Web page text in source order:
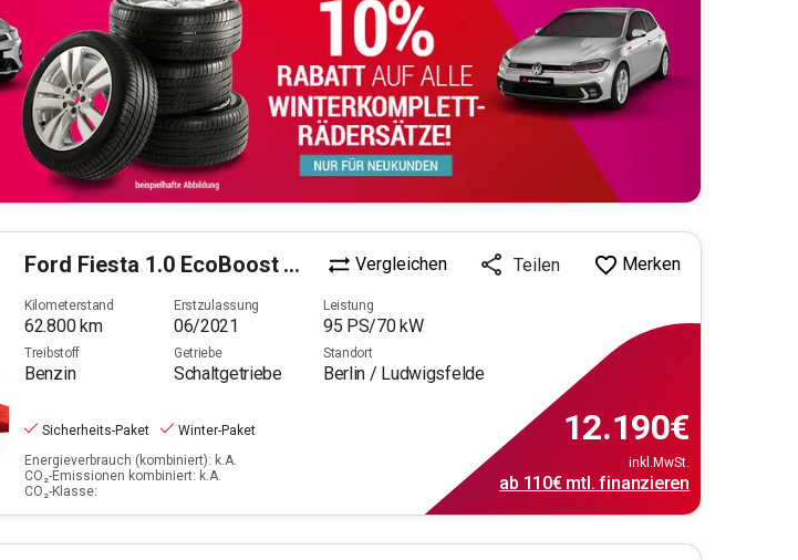
Ford Fiesta 1.0 EcoBoost Titanium S/S (EURO 6d) Vergleichen Teilen Merken
Kilometerstand
62.800km
Erstzulassung
06/2021
Leistung
95 PS/70kW
Treibstoff
Benzin
Getriebe
Schaltgetriebe
Standort
Berlin / Ludwigsfelde
Sicherheits-Paket
Winter-Paket
Energieverbrauch (kombiniert): k.A.
CO₂-Emissionen kombiniert: k.A.
CO₂-Klasse:
12.190€
inkl.MwSt.
ab 110€mtl. finanzieren